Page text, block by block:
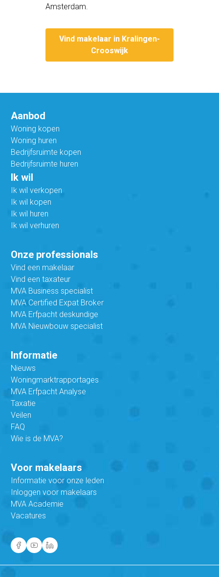
Amsterdam.
Vind makelaar in Kralingen-
Crooswijk
Aanbod
Woning kopen
Woning huren
Bedrijfsruimte kopen
Bedrijfsruimte huren
Ik wil
Ik wil verkopen
Ik wil kopen
Ik wil huren
Ik wil verhuren
Onze professionals
Vind een makelaar
Vind een taxateur
MVA Business specialist
MVA Certified Expat Broker
MVA Erfpacht deskundige
MVA Nieuwbouw specialist
Informatie
Nieuws
Woningmarktrapportages
MVA Erfpacht Analyse
Taxatie
Veilen
FAQ
Wie is de MVA?
Voor makelaars
Informatie voor onze leden
Inloggen voor makelaars
MVA Academie
Vacatures